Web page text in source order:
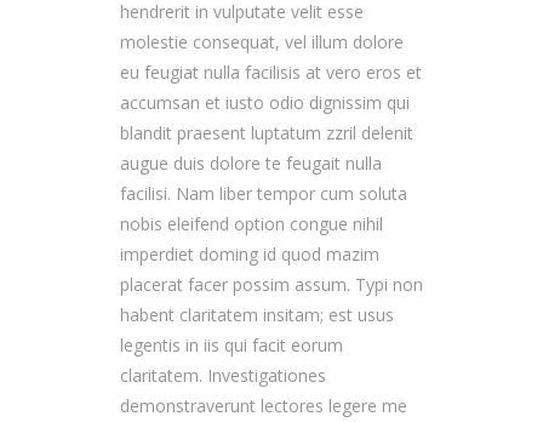
hendrerit in vulputate velit esse
molestie consequat, vel illum dolore
eu feugiat nulla facilisis at vero eros et
accumsan et iusto odio dignissim qui
blandit praesent luptatum zzril delenit
augue duis dolore te feugait nulla
facilisi. Nam liber tempor cum soluta
nobis eleifend option congue nihil
imperdiet doming id quod mazim
placerat facer possim assum. Typi non
habent claritatem insitam; est usus
legentis in iis qui facit eorum
claritatem. Investigationes
demonstraverunt lectores legere me